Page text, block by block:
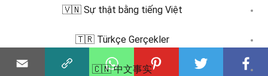
🇻🇳 Sự thật bằng tiếng Việt
🇹🇷 Türkçe Gerçekler
🇨🇳 中文事实